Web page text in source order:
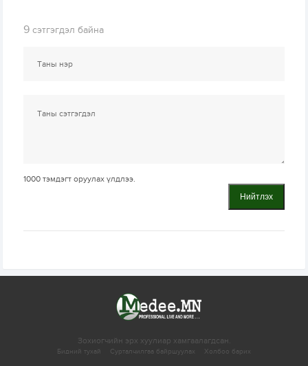
9 сэтгэгдэл байна
1000 тэмдэгт оруулах үлдлээ.
Нийтлэх
Зохиогчийн эрх хуулиар хамгаалагдсан.
Бидний тухай Сурталчилгаа байршуулах Холбоо барих